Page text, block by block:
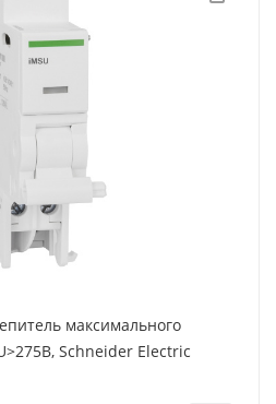
максимального
Schneider Electric